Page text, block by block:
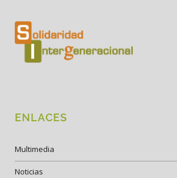
ENLACES
Multimedia
Noticias